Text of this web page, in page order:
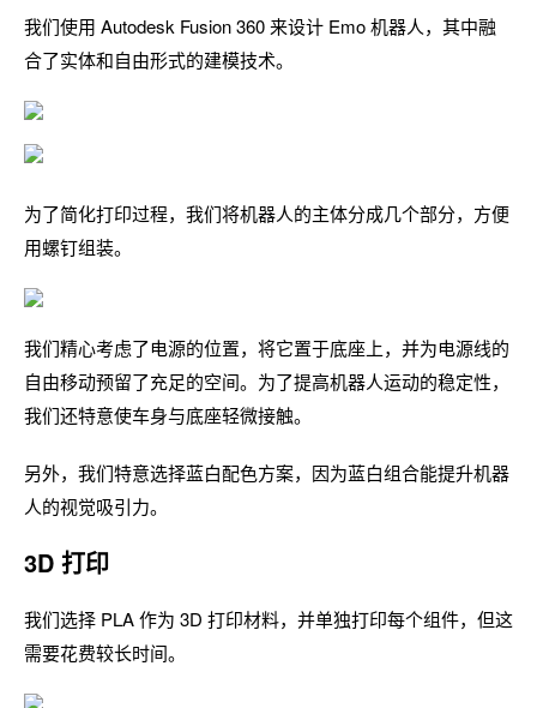
我们使用 Autodesk Fusion 360 来设计 Emo 机器人，其中融
合了实体和自由形式的建模技术。
为了简化打印过程，我们将机器人的主体分成几个部分，方便
用螺钉组装。
我们精心考虑了电源的位置，将它置于底座上，并为电源线的
自由移动预留了充足的空间。为了提高机器人运动的稳定性，
我们还特意使车身与底座轻微接触。
另外，我们特意选择蓝白配色方案，因为蓝白组合能提升机器
人的视觉吸引力。
3D 打印
我们选择 PLA 作为 3D 打印材料，并单独打印每个组件，但这
需要花费较长时间。